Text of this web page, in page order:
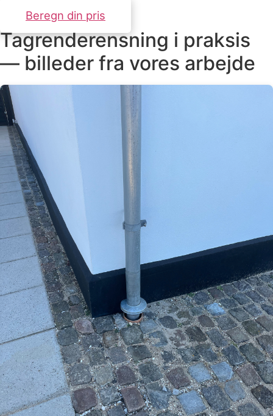
Beregn din pris
Tagrenderensning i praksis
— billeder fra vores arbejde